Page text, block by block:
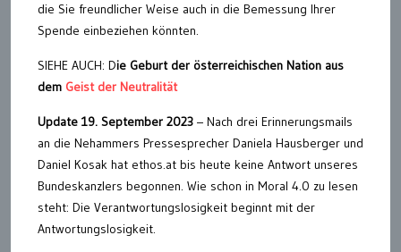
die Sie freundlicher Weise auch in die Bemessung Ihrer
Spende einbeziehen könnten.
SIEHE AUCH: Die Geburt der österreichischen Nation aus
dem Geist der Neutralität
Update 19. September 2023 – Nach drei Erinnerungsmails
an die Nehammers Pressesprecher Daniela Hausberger und
Daniel Kosak hat ethos.at bis heute keine Antwort unseres
Bundeskanzlers begonnen. Wie schon in Moral 4.0 zu lesen
steht: Die Verantwortungslosigkeit beginnt mit der
Antwortungslosigkeit.